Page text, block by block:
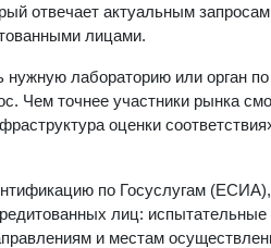
отвечает актуальным
лицами.
нужную лабораторию или орган
Чем точнее участники рынка
оценки
по Госуслугам
лиц:
и местам